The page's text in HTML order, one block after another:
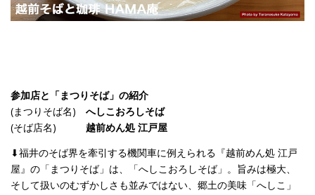
参加店と「まつりそば」の紹介
(まつりそば名) へしこおろしそば
(そば店名) 越前めん処 江戸屋
⬇︎福井のそば界を牽引する機関車に例えられる『越前めん処 江戸
屋』の「まつりそば」は、「へしこおろしそば」。旨みは極大、
そして扱いのむずかしさも並みではない、郷土の美味「へしこ」